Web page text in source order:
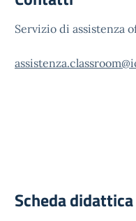
Servizio di assistenza
Scheda didattica